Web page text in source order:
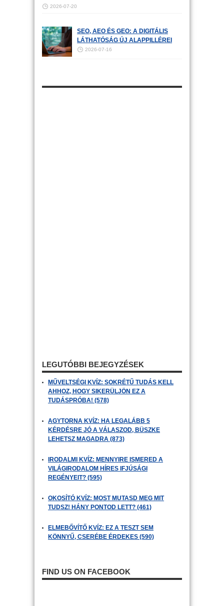
2026-07-20
SEO, AEO ÉS GEO: A DIGITÁLIS
LÁTHATÓSÁG ÚJ ALAPPILLÉREI
2026-07-16
LEGUTÓBBI BEJEGYZÉSEK
MŰVELTSÉGI KVÍZ: SOKRÉTŰ TUDÁS KELL
AHHOZ, HOGY SIKERÜLJÖN EZ A
TUDÁSPRÓBA! (578)
AGYTORNA KVÍZ: HA LEGALÁBB 5
KÉRDÉSRE JÓ A VÁLASZOD, BÜSZKE
LEHETSZ MAGADRA (873)
IRODALMI KVÍZ: MENNYIRE ISMERED A
VILÁGIRODALOM HÍRES IFJÚSÁGI
REGÉNYEIT? (595)
OKOSÍTÓ KVÍZ: MOST MUTASD MEG MIT
TUDSZ! HÁNY PONTOD LETT? (461)
ELMEBŐVÍTŐ KVÍZ: EZ A TESZT SEM
KÖNNYŰ, CSERÉBE ÉRDEKES (590)
FIND US ON FACEBOOK